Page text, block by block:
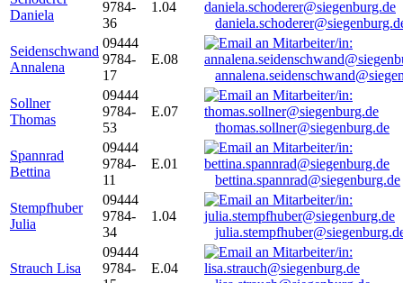
Daniela
9784-
36
1.04
Seidenschwand
Annalena
09444
9784-
17
E.08
Sollner
Thomas
09444
9784-
53
E.07
thomas.sollner@siegenburg.de
Spannrad
Bettina
09444
9784-
11
E.01
bettina.spannrad@siegenburg.de
Stempfhuber
Julia
09444
9784-
34
1.04
Strauch Lisa
09444
9784-
E.04